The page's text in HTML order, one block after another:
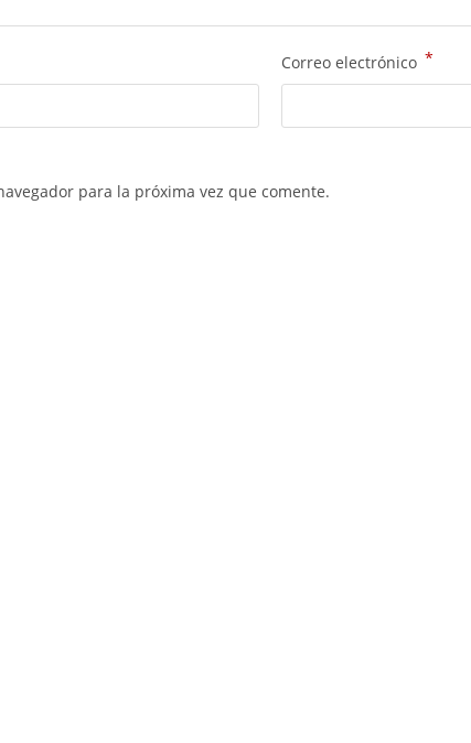
Correo electrónico *
para la próxima vez que comente.